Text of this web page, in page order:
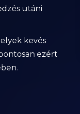
utáni
kevés
ezért